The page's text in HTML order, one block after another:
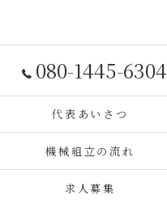
080-1445-6304
代表あいさつ
機械組立の流れ
求人募集